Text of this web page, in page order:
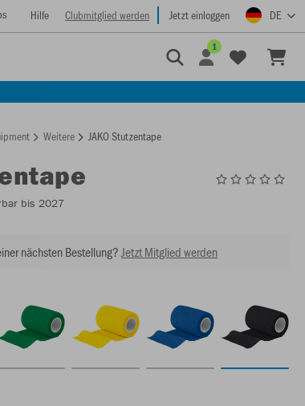
Hilfe Clubmitglied werden Jetzt einloggen DE
1
Weitere JAKO Stutzentape
bis 2027
nächsten Bestellung? Jetzt Mitglied werden